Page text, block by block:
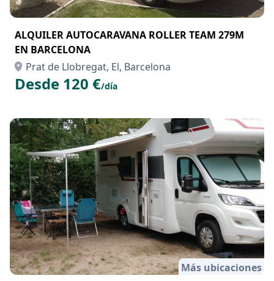
ALQUILER AUTOCARAVANA ROLLER TEAM 279M
EN BARCELONA
Prat de Llobregat, El, Barcelona
Desde 120 €/día
Más ubicaciones